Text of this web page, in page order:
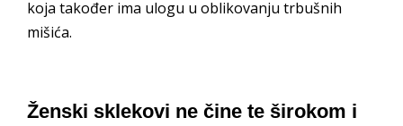
koja također ima ulogu u oblikovanju trbušnih
mišića.
Ženski sklekovi ne čine te širokom i